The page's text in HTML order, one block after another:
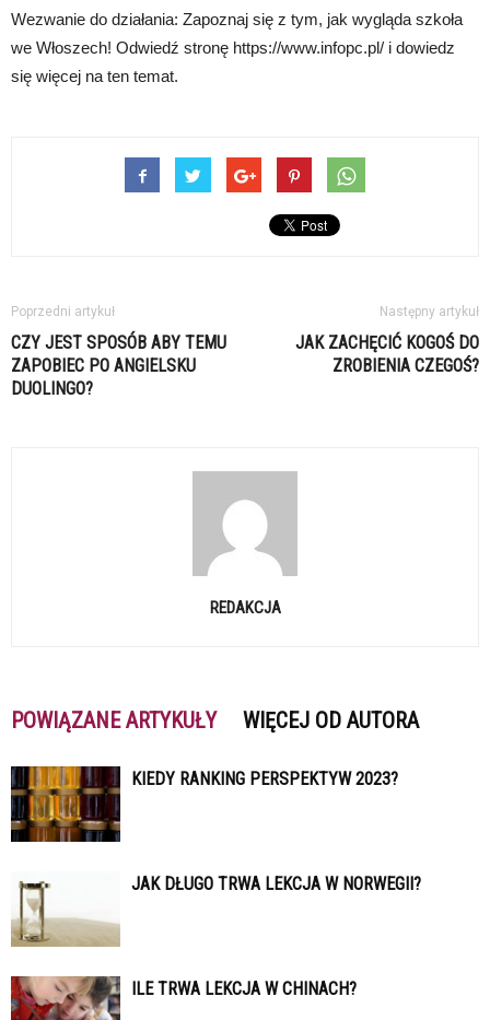
Wezwanie do działania: Zapoznaj się z tym, jak wygląda szkoła
we Włoszech! Odwiedź stronę https://www.infopc.pl/ i dowiedz
się więcej na ten temat.
Poprzedni artykuł
CZY JEST SPOSÓB ABY TEMU
ZAPOBIEC PO ANGIELSKU
DUOLINGO?
Następny artykuł
JAK ZACHĘCIĆ KOGOŚ DO
ZROBIENIA CZEGOŚ?
REDAKCJA
POWIĄZANE ARTYKUŁY WIĘCEJ OD AUTORA
KIEDY RANKING PERSPEKTYW 2023?
JAK DŁUGO TRWA LEKCJA W NORWEGII?
ILE TRWA LEKCJA W CHINACH?